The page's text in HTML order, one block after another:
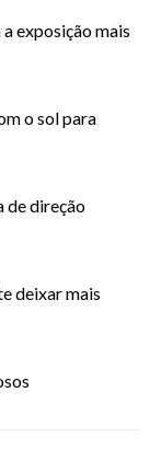
exposição mais
o sol para
de direção
deixar mais